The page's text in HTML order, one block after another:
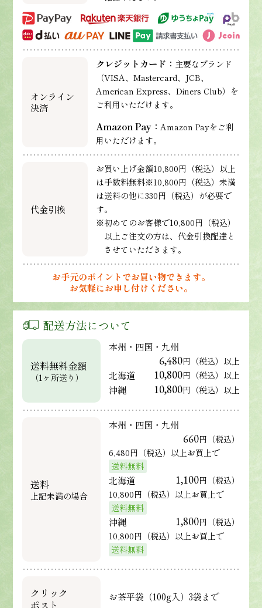
オンライン
決済
クレジットカード： 主要なブランド
（VISA、Mastercard、JCB、
American Express、Diners Club）を
ご利用いただけます。
Amazon Pay： Amazon Payをご利
用いただけます。
代金引換
お買い上げ金額10,800円（税込）以上
は手数料無料※10,800円（税込）未満
は送料の他に330円（税込）が必要で
す。
※初めてのお客様で10,800円（税込）
以上ご注文の方は、代金引換配達と
させていただきます。
お手元のポイントでお買い物できます。
お気軽にお申し付けください。
配送方法について
送料無料金額
（1ヶ所送り）
本州・四国・九州
6,480円（税込）以上
北海道 10,800円（税込）以上
沖縄 10,800円（税込）以上
送料
上記未満の場合
本州・四国・九州
660円（税込）
6,480円（税込）以上お買上で
送料無料
北海道 1,100円（税込）
10,800円（税込）以上お買上で
送料無料
沖縄 1,800円（税込）
10,800円（税込）以上お買上で
送料無料
クリック
ポスト
お茶平袋（100g入）3袋まで